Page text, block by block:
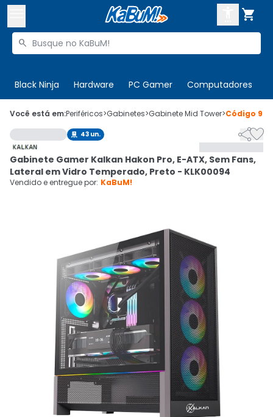

Buscar produtos

Black Ninja Hardware PC Gamer Computadores
 Olá. Acesse sua conta
 Departamentos
Cupons
CADASTRE-SE
Você está em:Periféricos>Gabinetes>Gabinete Mid Tower>Código
 43 un. 
Gabinete Gamer Kalkan Hakon Pro, E-ATX, Sem Fans,
Lateral em Vidro Temperado, Preto - KLK00094
Vendido e entregue por: KaBuM!